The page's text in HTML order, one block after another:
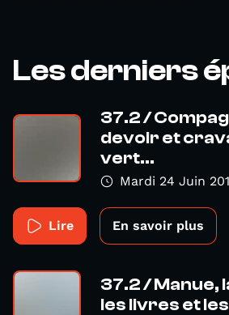
Les derniers
37.2 /
devoir et
vert...
Mardi 24 Juin
Lire En savoir plus
37.2 / Manue,
les livres et